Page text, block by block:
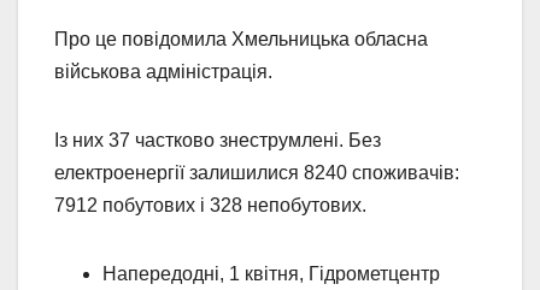
Про це повідомила Хмельницька обласна
військова адміністрація.
Із них 37 частково знеструмлені. Без
електроенергії залишилися 8240 споживачів:
7912 побутових і 328 непобутових.
Напередодні, 1 квітня, Гідрометцентр